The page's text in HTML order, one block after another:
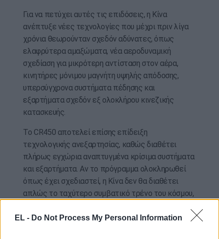
EL - Do Not Process My Personal Information
Για να πετύχει αυτές τις επιδόσεις, η Κίνα
ανέπτυξε νέες τεχνολογίες που μέχρι πριν λίγα
χρόνια θεωρούνταν σχεδόν αδύνατες, όπως
ελαφρύτερα αμαξώματα, νέα αεροδυναμική
σχεδίαση για μικρότερη αντίσταση στον αέρα,
κινητήρες μόνιμου μαγνήτη υψηλής απόδοσης,
υπερσύγχρονα συστήματα πέδησης και
εξαρτήματα σχεδόν εξ ολοκλήρου κινεζικής
κατασκευής.
Το CR450 αποτελεί επίσης επίδειξη
τεχνολογικής ανεξαρτησίας, καθώς διαθέτει
πλήρως εγχώρια αναπτυγμένα κρίσιμα συστήματα
και εξαρτήματα. Αν το πρόγραμμα ολοκληρωθεί
όπως έχει σχεδιαστεί, η Κίνα δεν θα διαθέτει
απλώς το ταχύτερο συμβατικό τρένο του κόσμου,
παγκόσμιο πρότυπο για τις σιδηροδρομικές